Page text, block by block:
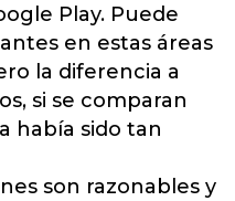
Play. Puede
en estas áreas
la diferencia a
si se comparan
había sido tan
son razonables y